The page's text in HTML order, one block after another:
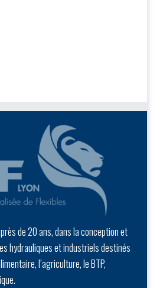
de 20 ans, dans la conception et
hydrauliques et industriels destinés
l’agriculture, le BTP,